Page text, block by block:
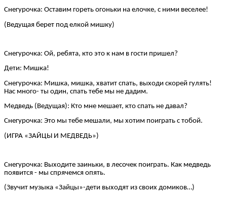
Снегурочка: Оставим гореть огоньки на елочке, с ними веселее!
(Ведущая берет под елкой мишку)
Снегурочка: Ой, ребята, кто это к нам в гости пришел?
Дети: Мишка!
Снегурочка: Мишка, мишка, хватит спать, выходи скорей гулять!
Нас много- ты один, спать тебе мы не дадим.
Медведь (Ведущая): Кто мне мешает, кто спать не давал?
Снегурочка: Это мы тебе мешали, мы хотим поиграть с тобой.
(ИГРА «ЗАЙЦЫ И МЕДВЕДЬ»)
Снегурочка: Выходите заиньки, в лесочек поиграть. Как медведь
появится - мы спрячемся опять.
(Звучит музыка «Зайцы»-дети выходят из своих домиков…)